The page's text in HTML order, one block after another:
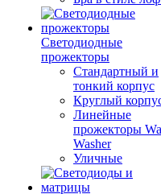
Светодиодные
прожекторы
Стандартный и
тонкий корпус
Круглый
Линейные
прожекторы
Washer
Уличные